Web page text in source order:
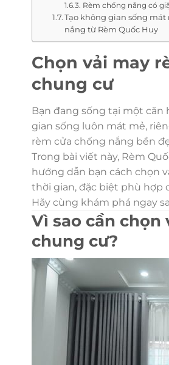
Rèm chống nắng có
Tạo không gian sống
nắng từ Rèm Quốc Huy
Chọn vải may
chung cư
Bạn đang sống tại một căn
gian sống luôn mát mẻ,
rèm cửa chống nắng bền
Trong bài viết này, Rèm
hướng dẫn bạn cách chọn
thời gian, đặc biệt phù hợp
Hãy cùng khám phá ngay
Vì sao cần chọn
chung cư?